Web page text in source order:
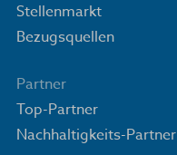
Stellenmarkt
Bezugsquellen
Partner
Top-Partner
Nachhaltigkeits-Partner